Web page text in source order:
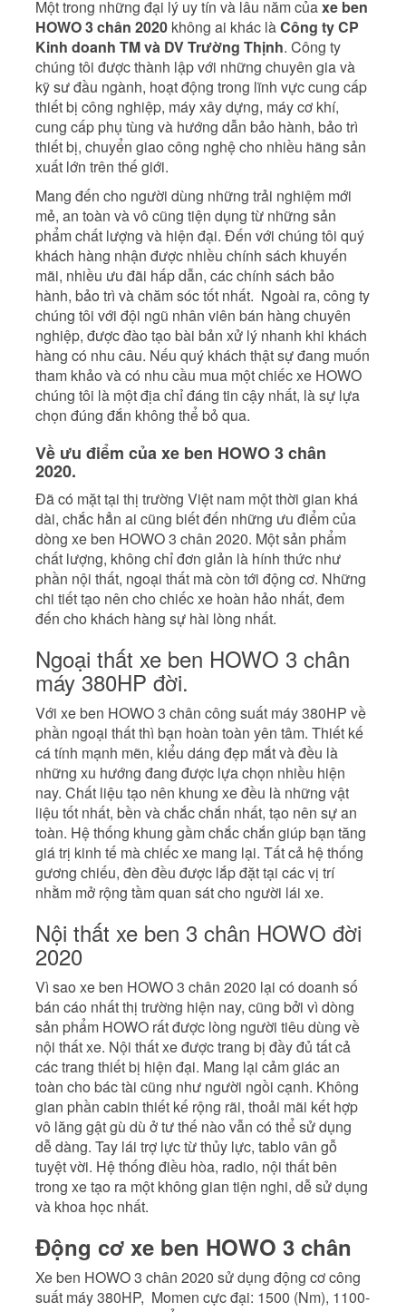
Một trong những đại lý uy tín và lâu năm củaxe ben
HOWO 3 chân 2020 không ai khác làCông ty CP
Kinh doanh TM và DV Trường Thịnh. Công ty
chúng tôi được thành lập với những chuyên gia và
kỹ sư đầu ngành, hoạt động trong lĩnh vực cung cấp
thiết bị công nghiệp, máy xây dựng, máy cơ khí,
cung cấp phụ tùng và hướng dẫn bảo hành, bảo trì
thiết bị, chuyển giao công nghệ cho nhiều hãng sản
xuất lớn trên thế giới.
Mang đến cho người dùng những trải nghiệm mới
mẻ, an toàn và vô cũng tiện dụng từ những sản
phẩm chất lượng và hiện đại. Đến với chúng tôi quý
khách hàng nhận được nhiều chính sách khuyến
mãi, nhiều ưu đãi hấp dẫn, các chính sách bảo
hành, bảo trì và chăm sóc tốt nhất. Ngoài ra, công ty
chúng tôi với đội ngũ nhân viên bán hàng chuyên
nghiệp, được đào tạo bài bản xử lý nhanh khi khách
hàng có nhu câu. Nếu quý khách thật sự đang muốn
tham khảo và có nhu cầu mua một chiếc xe HOWO
chúng tôi là một địa chỉ đáng tin cậy nhất, là sự lựa
chọn đúng đắn không thể bỏ qua.
Về ưu điểm của xe ben HOWO 3 chân
2020.
Đã có mặt tại thị trường Việt nam một thời gian khá
dài, chắc hẳn ai cũng biết đến những ưu điểm của
dòng xe ben HOWO 3 chân 2020. Một sản phẩm
chất lượng, không chỉ đơn giản là hính thức như
phần nội thất, ngoại thất mà còn tới động cơ. Những
chi tiết tạo nên cho chiếc xe hoàn hảo nhất, đem
đến cho khách hàng sự hài lòng nhất.
Ngoại thất xe ben HOWO 3 chân
máy 380HP đời.
Với xe ben HOWO 3 chân công suất máy 380HP về
phần ngoại thất thì bạn hoàn toàn yên tâm. Thiết kế
cá tính mạnh mẽn, kiểu dáng đẹp mắt và đều là
những xu hướng đang được lựa chọn nhiều hiện
nay. Chất liệu tạo nên khung xe đều là những vật
liệu tốt nhất, bền và chắc chắn nhất, tạo nên sự an
toàn. Hệ thống khung gầm chắc chắn giúp bạn tăng
giá trị kinh tế mà chiếc xe mang lại. Tất cả hệ thống
gương chiếu, đèn đều được lắp đặt tại các vị trí
nhằm mở rộng tầm quan sát cho người lái xe.
Nội thất xe ben 3 chân HOWO đời
2020
Vì sao xe ben HOWO 3 chân 2020 lại có doanh số
bán cáo nhất thị trường hiện nay, cũng bởi vì dòng
sản phẩm HOWO rất được lòng người tiêu dùng về
nội thất xe. Nội thất xe được trang bị đầy đủ tất cả
các trang thiết bị hiện đại. Mang lại cảm giác an
toàn cho bác tài cũng như người ngồi cạnh. Không
gian phần cabin thiết kế rộng rãi, thoải mãi kết hợp
vô lăng gật gù dù ở tư thế nào vẫn có thể sử dụng
dễ dàng. Tay lái trợ lực từ thủy lực, tablo vân gỗ
tuyệt vời. Hệ thống điều hòa, radio, nội thất bên
trong xe tạo ra một không gian tiện nghi, dễ sử dụng
và khoa học nhất.
Động cơ xe ben HOWO 3 chân
Xe ben HOWO 3 chân 2020 sử dụng động cơ công
suất máy 380HP, Momen cực đại: 1500 (Nm), 1100-